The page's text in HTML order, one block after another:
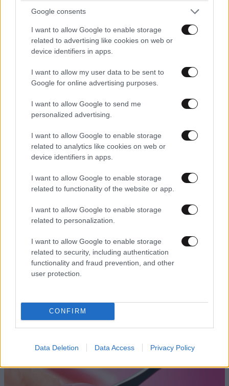
Google consents
I want to allow Google to enable storage
related to advertising like cookies on web or
device identifiers in apps.
I want to allow my user data to be sent to
Google for online advertising purposes.
I want to allow Google to send me
personalized advertising.
I want to allow Google to enable storage
related to analytics like cookies on web or
device identifiers in apps.
I want to allow Google to enable storage
related to functionality of the website or app.
I want to allow Google to enable storage
related to personalization.
I want to allow Google to enable storage
related to security, including authentication
functionality and fraud prevention, and other
user protection.
CONFIRM
Data Deletion Data Access Privacy Policy
λαμπερή επιδερμίδα το καλοκαίρι
ποτήρι σας
Έχω δοκιμάσει εκατοντάδες
καλοκαίρι επιστρέφω σε μια
λεπτόρρευστη ενυδατική και
Η νέα πολυτέλεια δεν είναι το τέλειο
μανικιούρ: Είναι τα υγιή, φυσικά
νύχια
ΠΕΡΙΣΣΟΤΕΡΑ ΓΙΑ ΤΗΝ ΟΜΟΡΦΙΑ